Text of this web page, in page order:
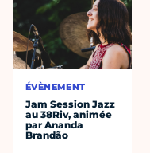
ÉVÈNEMENT
Jam Session Jazz
au 38Riv, animée
par Ananda
Brandão